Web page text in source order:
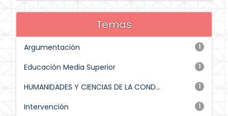
Temas
1
Argumentación
1
Educación Media Superior
1
HUMANIDADES Y CIENCIAS DE LA COND...
1
Intervención